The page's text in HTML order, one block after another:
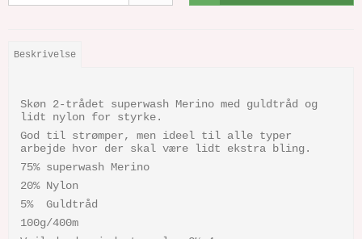
Beskrivelse
Skøn 2-trådet superwash Merino med guldtråd og
lidt nylon for styrke.
God til strømper, men ideel til alle typer
arbejde hvor der skal være lidt ekstra bling.
75% superwash Merino
20% Nylon
5% Guldtråd
100g/400m